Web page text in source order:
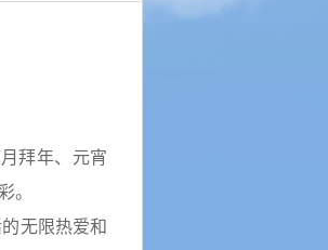
拜年、元宵
彩。
无限热爱和